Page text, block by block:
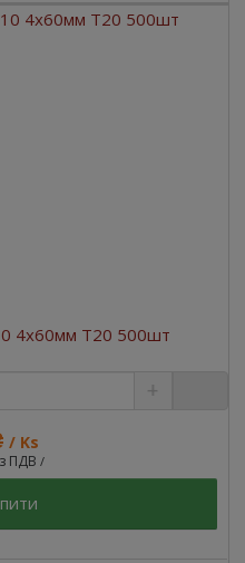
4x60мм T20 500шт
/ Ks
ПДВ /